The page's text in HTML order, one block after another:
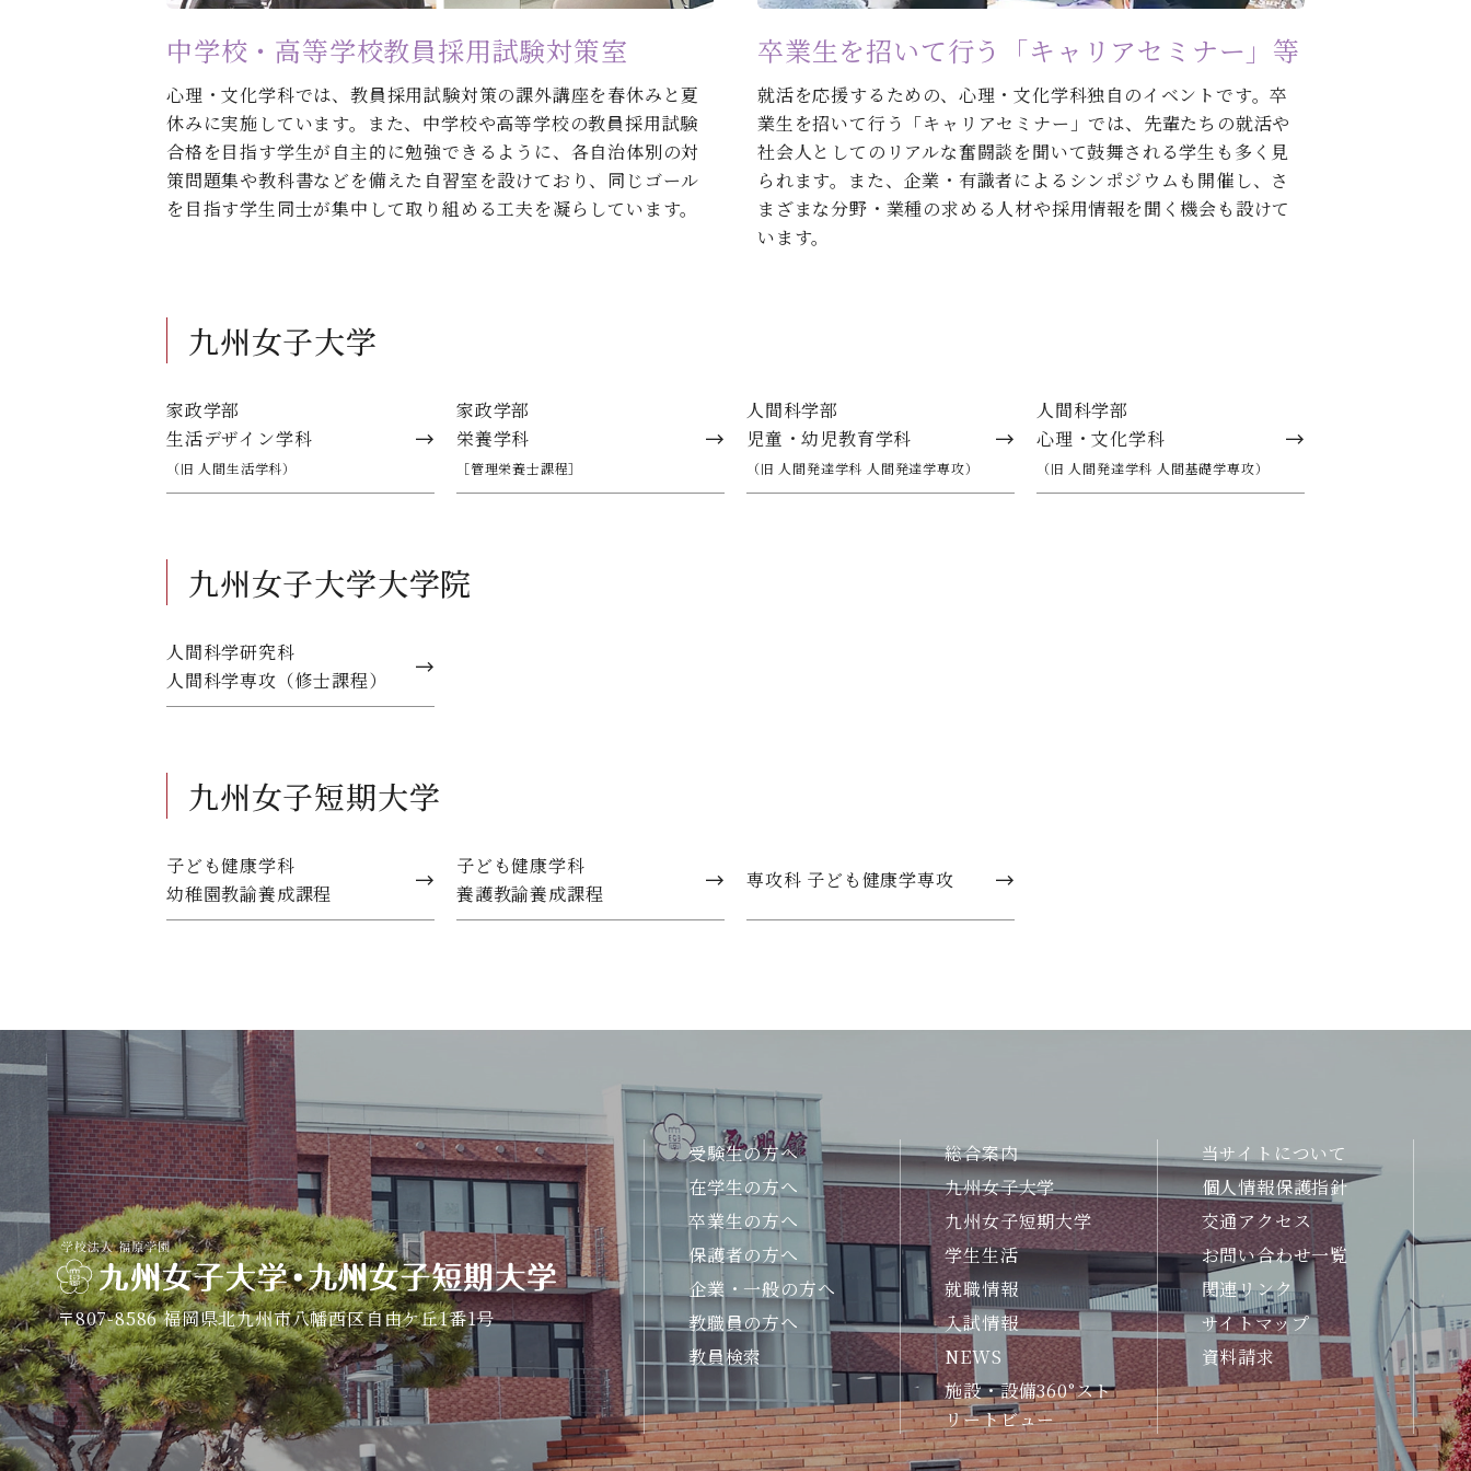
中学校・高等学校教員採用試験対策室
心理・文化学科では、教員採用試験対策の課外講座を春休みと夏
休みに実施しています。また、中学校や高等学校の教員採用試験
合格を目指す学生が自主的に勉強できるように、各自治体別の対
策問題集や教科書などを備えた自習室を設けており、同じゴール
を目指す学生同士が集中して取り組める工夫を凝らしています。
卒業生を招いて行う「キャリアセミナー」等
就活を応援するための、心理・文化学科独自のイベントです。卒
業生を招いて行う「キャリアセミナー」では、先輩たちの就活や
社会人としてのリアルな奮闘談を聞いて鼓舞される学生も多く見
られます。また、企業・有識者によるシンポジウムも開催し、さ
まざまな分野・業種の求める人材や採用情報を聞く機会も設けて
います。
九州女子大学
家政学部
生活デザイン学科
（旧 人間生活学科）
家政学部
栄養学科
［管理栄養士課程］
人間科学部
児童・幼児教育学科
（旧 人間発達学科 人間発達学専攻）
人間科学部
心理・文化学科
（旧 人間発達学科 人間基礎学専攻）
九州女子大学大学院
人間科学研究科
人間科学専攻（修士課程）
九州女子短期大学
子ども健康学科
幼稚園教諭養成課程
子ども健康学科
養護教諭養成課程
専攻科 子ども健康学専攻
〒807-8586福岡県北九州市八幡西区自由ケ丘1番1号
受験生の方へ
在学生の方へ
卒業生の方へ
保護者の方へ
企業・一般の方へ
教職員の方へ
教員検索
総合案内
九州女子大学
九州女子短期大学
学生生活
就職情報
入試情報
NEWS
施設・設備360°スト
リートビュー
当サイトについて
個人情報保護指針
交通アクセス
お問い合わせ一覧
関連リンク
サイトマップ
資料請求